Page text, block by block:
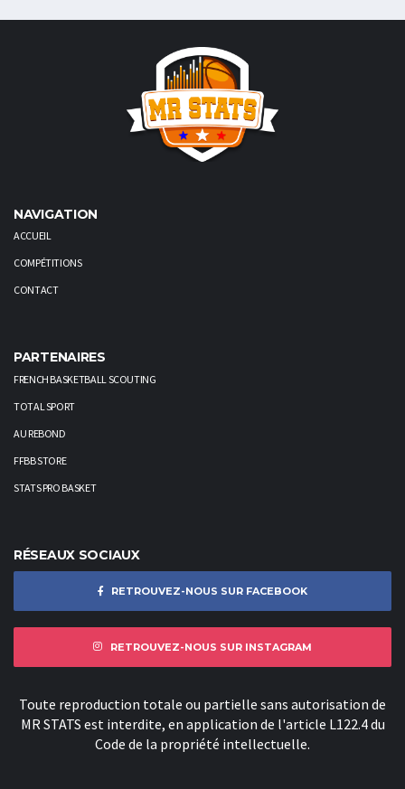
NAVIGATION
ACCUEIL
COMPÉTITIONS
CONTACT
PARTENAIRES
FRENCH BASKETBALL SCOUTING
TOTAL SPORT
AU REBOND
FFBB STORE
STATS PRO BASKET
RÉSEAUX SOCIAUX
RETROUVEZ-NOUS SUR FACEBOOK
RETROUVEZ-NOUS SUR INSTAGRAM
Toute reproduction totale ou partielle sans autorisation de
MR STATS est interdite, en application de l'article L122.4 du
Code de la propriété intellectuelle.